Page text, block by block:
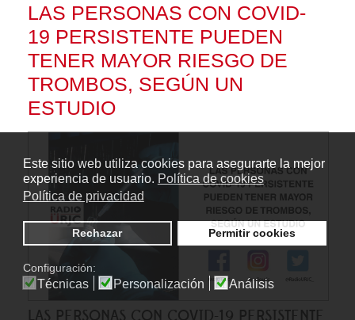
Este sitio web utiliza cookies para asegurarte la mejor
experiencia de usuario. Política de cookies
Política de privacidad
Rechazar Permitir cookies
Configuración:
Técnicas Personalización Análisis
LAS PERSONAS CON COVID-
19 PERSISTENTE PUEDEN
TENER MAYOR RIESGO DE
TROMBOS, SEGÚN UN
ESTUDIO